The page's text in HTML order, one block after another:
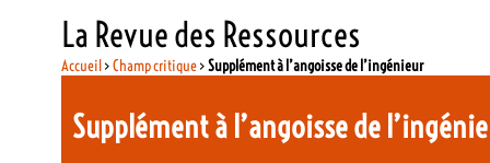
La Revue des Ressources
Accueil>Champ critique>Supplément à l’angoisse de l’ingénieur
Supplément à l’angoisse de